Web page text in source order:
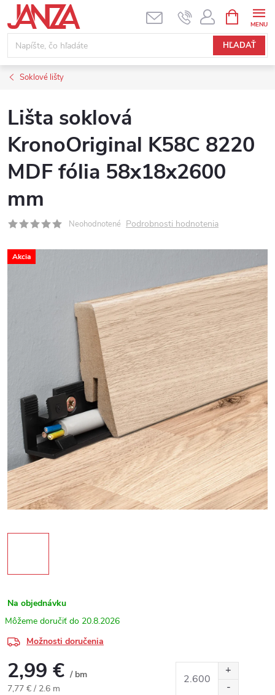
Prejsť na obsah
HĽADAŤ
Soklové lišty
Lišta soklová
KronoOriginal K58C 8220
MDF fólia 58x18x2600
mm
Neohodnotené Podrobnosti hodnotenia
Akcia
Na objednávku
20.8.2026
Možnosti doručenia
2,99 € / bm
Jednotková cena:
7,77 € / 2.6 m